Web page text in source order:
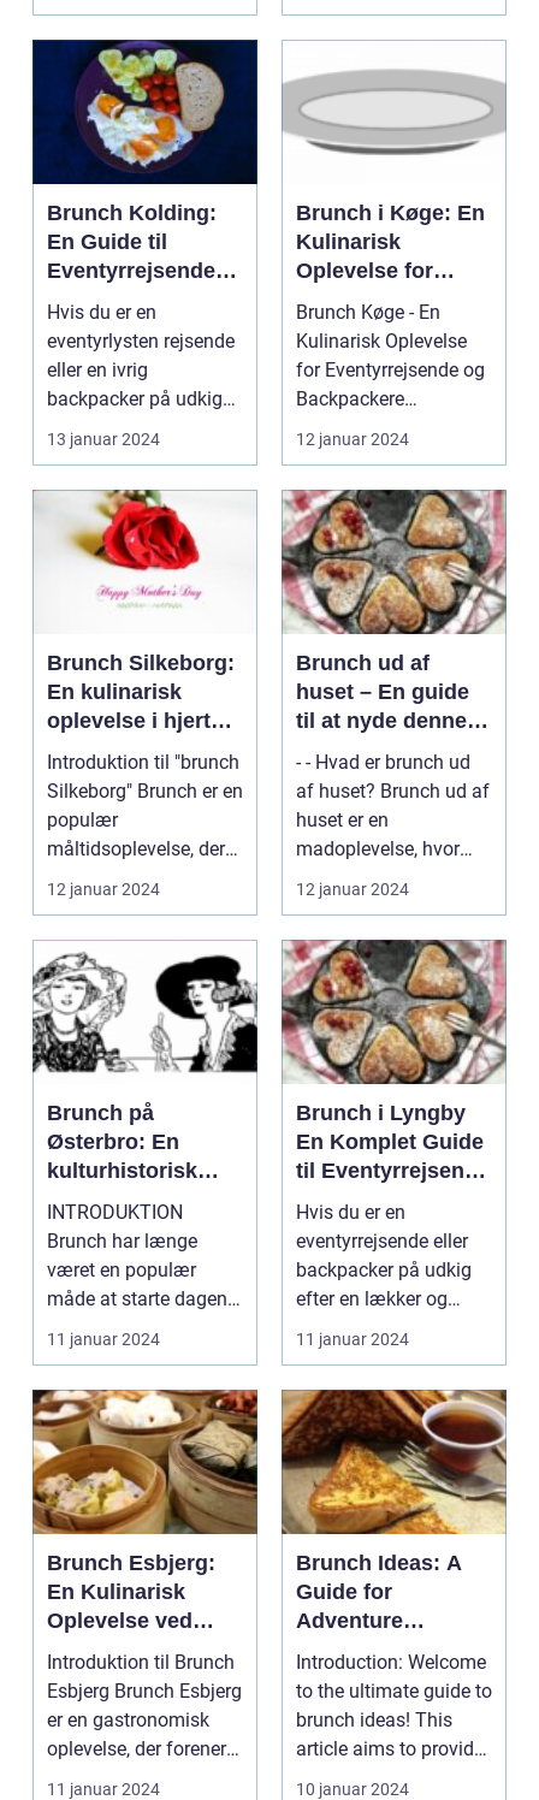
Brunch Kolding:
En Guide til
Eventyrrejsende
og Backpackere
Hvis du er en
eventyrlysten rejsende
eller en ivrig
backpacker på udkig
efter en gastronomisk
opleve...
13 januar 2024
Brunch i Køge: En
Kulinarisk
Oplevelse for
Eventyrrejsende
og Backpackere
Brunch Køge - En
Kulinarisk Oplevelse
for Eventyrrejsende og
Backpackere
Introduktion til Brunch
K...
12 januar 2024
Brunch Silkeborg:
En kulinarisk
oplevelse i hjertet
af Danmark
Introduktion til "brunch
Silkeborg" Brunch er en
populær
måltidsoplevelse, der
er elsket af mange r...
12 januar 2024
Brunch ud af
huset – En guide
til at nyde denne
populære
madoplevelse
- - Hvad er brunch ud
af huset? Brunch ud af
huset er en
madoplevelse, hvor
man nyder en
kombin...
12 januar 2024
Brunch på
Østerbro: En
kulturhistorisk
oplevelse for
eventyrrejsende
og backpackere
INTRODUKTION
Brunch har længe
været en populær
måde at starte dagen
på, og for mange er det
blevet m...
11 januar 2024
Brunch i Lyngby
En Komplet Guide
til Eventyrrejsende
og Backpackere
Hvis du er en
eventyrrejsende eller
backpacker på udkig
efter en lækker og
mættende måltid i
Lyngby,...
11 januar 2024
Brunch Esbjerg:
En Kulinarisk
Oplevelse ved
Vesterhavet
Introduktion til Brunch
Esbjerg Brunch Esbjerg
er en gastronomisk
oplevelse, der forener
det bedste...
11 januar 2024
Brunch Ideas: A
Guide for
Adventure
Travelers and
Backpackers
Introduction: Welcome
to the ultimate guide to
brunch ideas! This
article aims to provide
a comprehe...
10 januar 2024